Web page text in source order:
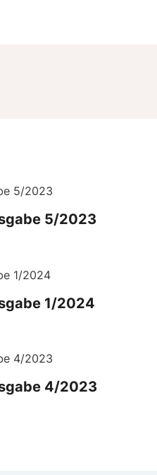
5/2023
1/2024
4/2023